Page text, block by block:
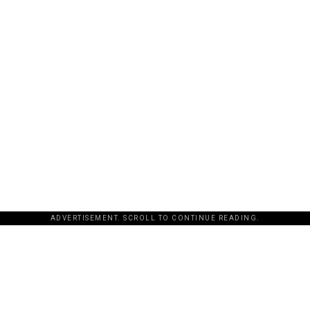
ADVERTISEMENT. SCROLL TO CONTINUE READING.